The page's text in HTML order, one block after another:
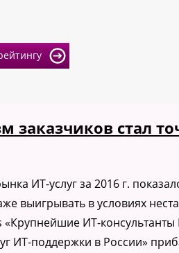
заказчиков стал
ИТ-услуг за 2016 г.
выигрывать в условиях
«Крупнейшие ИТ-
ИТ-поддержки в России»